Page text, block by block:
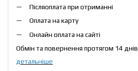
Післяоплата при отриманні
Оплата на карту
Онлайн оплата на сайті
Обмін та повернення протягом 14 днів
детальніше